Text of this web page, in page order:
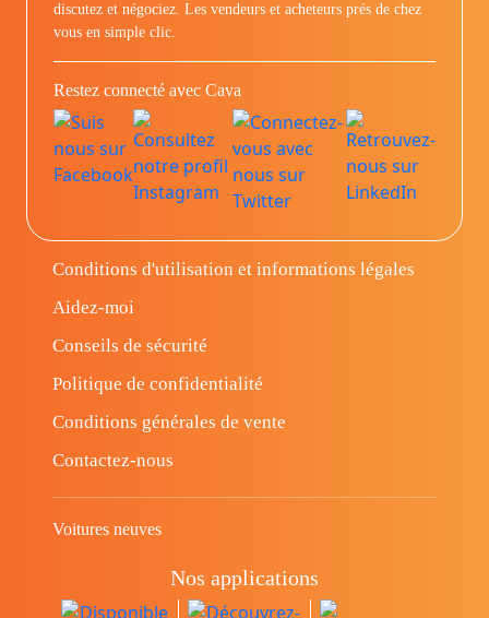
discutez et négociez. Les vendeurs et acheteurs prés de chez
vous en simple clic.
Restez connecté avec Cava
Conditions d'utilisation et informations légales
Aidez-moi
Conseils de sécurité
Politique de confidentialité
Conditions générales de vente
Contactez-nous
Voitures neuves
Nos applications